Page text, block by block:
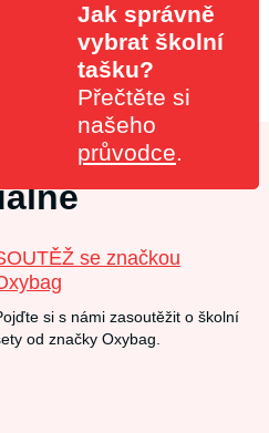
Jak správně
vybrat školní
tašku?
Přečtěte si
našeho
průvodce.
se značkou
si s námi zasoutěžit o školní
od značky Oxybag.